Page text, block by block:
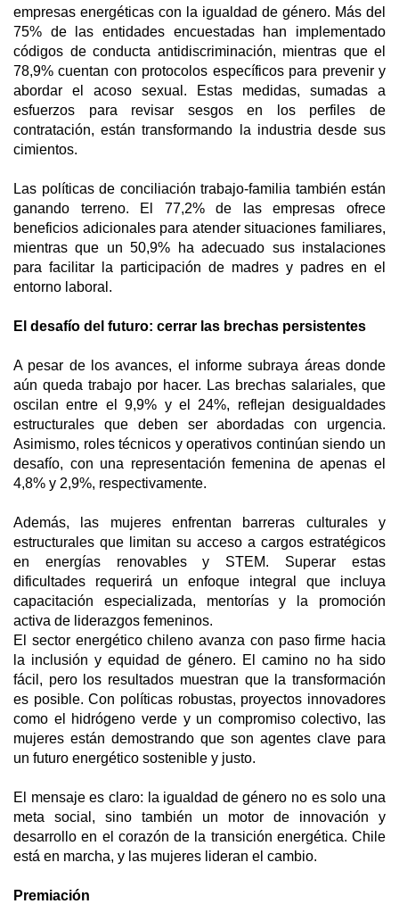
empresas energéticas con la igualdad de género. Más del
75% de las entidades encuestadas han implementado
códigos de conducta antidiscriminación, mientras que el
78,9% cuentan con protocolos específicos para prevenir y
abordar el acoso sexual. Estas medidas, sumadas a
esfuerzos para revisar sesgos en los perfiles de
contratación, están transformando la industria desde sus
cimientos.
Las políticas de conciliación trabajo-familia también están
ganando terreno. El 77,2% de las empresas ofrece
beneficios adicionales para atender situaciones familiares,
mientras que un 50,9% ha adecuado sus instalaciones
para facilitar la participación de madres y padres en el
entorno laboral.
El desafío del futuro: cerrar las brechas persistentes
A pesar de los avances, el informe subraya áreas donde
aún queda trabajo por hacer. Las brechas salariales, que
oscilan entre el 9,9% y el 24%, reflejan desigualdades
estructurales que deben ser abordadas con urgencia.
Asimismo, roles técnicos y operativos continúan siendo un
desafío, con una representación femenina de apenas el
4,8% y 2,9%, respectivamente.
Además, las mujeres enfrentan barreras culturales y
estructurales que limitan su acceso a cargos estratégicos
en energías renovables y STEM. Superar estas
dificultades requerirá un enfoque integral que incluya
capacitación especializada, mentorías y la promoción
activa de liderazgos femeninos.
El sector energético chileno avanza con paso firme hacia
la inclusión y equidad de género. El camino no ha sido
fácil, pero los resultados muestran que la transformación
es posible. Con políticas robustas, proyectos innovadores
como el hidrógeno verde y un compromiso colectivo, las
mujeres están demostrando que son agentes clave para
un futuro energético sostenible y justo.
El mensaje es claro: la igualdad de género no es solo una
meta social, sino también un motor de innovación y
desarrollo en el corazón de la transición energética. Chile
está en marcha, y las mujeres lideran el cambio.
Premiación